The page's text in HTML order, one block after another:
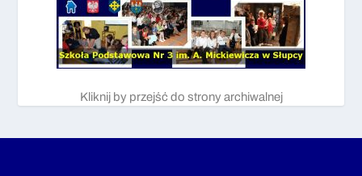
Kliknij by przejść do strony archiwalnej